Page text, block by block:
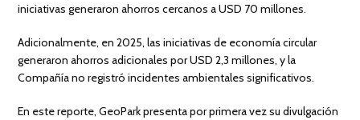
iniciativas generaron ahorros cercanos a USD 70 millones.
Adicionalmente, en 2025, las iniciativas de economía circular
generaron ahorros adicionales por USD 2,3 millones, y la
Compañía no registró incidentes ambientales significativos.
En este reporte, GeoPark presenta por primera vez su divulgación